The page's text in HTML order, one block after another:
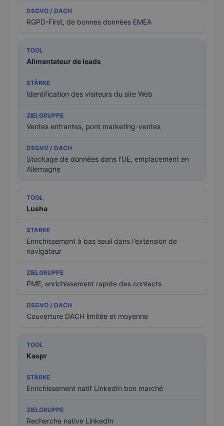
RGPD-First, de bonnes données EMEA
Alimentateur de leads
Identification des visiteurs du site Web
Ventes entrantes, pont marketing-ventes
Stockage de données dans l'UE, emplacement en
Allemagne
Lusha
Enrichissement à bas seuil dans l'extension de
navigateur
PME, enrichissement rapide des contacts
Couverture DACH limitée et moyenne
Kaspr
Enrichissement natif LinkedIn bon marché
Recherche native LinkedIn